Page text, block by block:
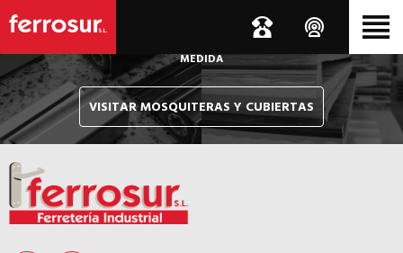
Le hacemos llegar, allí donde esté, y en tiempo récord,
sus pedidos de mosquiteras y sistemas de cubiertas confeccionados A
MEDIDA
VISITAR MOSQUITERAS Y CUBIERTAS